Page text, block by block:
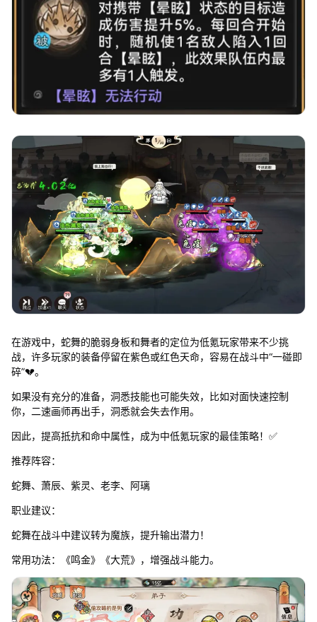
在游戏中，蛇舞的脆弱身板和舞者的定位为低氪玩家带来不少挑
战，许多玩家的装备停留在紫色或红色天命，容易在战斗中“一碰即
碎”💔。
如果没有充分的准备，洞悉技能也可能失效，比如对面快速控制
你，二速画师再出手，洞悉就会失去作用。
因此，提高抵抗和命中属性，成为中低氪玩家的最佳策略！✅
推荐阵容：
蛇舞、萧辰、紫灵、老李、阿璃
职业建议：
蛇舞在战斗中建议转为魔族，提升输出潜力！
常用功法：《鸣金》《大荒》，增强战斗能力。